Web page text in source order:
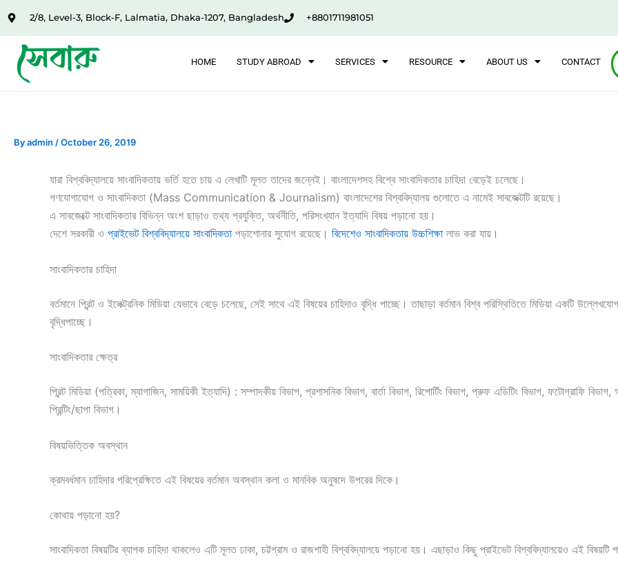
content
2/8, Level-3, Block-F, Lalmatia, Dhaka-1207, Bangladesh +8801711981051
HOME STUDY ABROAD SERVICES RESOURCE ABOUT US CONTACT
Byadmin /October 26, 2019
যারা বিশ্ববিদ্যালয়ে সাংবাদিকতায় ভর্তি হতে চায় এ লেখাটি মূলত তাদের জন্নেই। বাংলাদেশসহ বিশ্বে সাংবাদিকতার চাহিদা বেড়েই চলেছে।
গণযোগাযোগ ও সাংবাদিকতা (Mass Communication & Journalism) বাংলাদেশের বিশ্ববিদ্যালয় গুলোতে এ নামেই সাবজেক্টটি রয়েছে।
এ সাবজেক্টে সাংবাদিকতার বিভিন্ন অংশ ছাড়াও তথ্য প্রযুক্তি, অর্থনীতি, পরিসংখ্যান ইত্যাদি বিষয় পড়ানো হয়।
দেশে সরকারী ও প্রাইভেট বিশ্ববিদ্যালয়ে সাংবাদিকতা পড়াশোনার সুযোগ রয়েছে। বিদেশেও সাংবাদিকতায় উচ্চশিক্ষা লাভ করা যায়।
সাংবাদিকতার চাহিদা
বর্তমানে প্রিন্ট ও ইলেক্ট্রনিক মিডিয়া যেভাবে বেড়ে চলেছে, সেই সাথে এই বিষয়ের চাহিদাও বৃদ্ধি পাচ্ছে। তাছাড়া বর্তমান বিশ্ব পরিস্থিতিতে মিডিয়া একটি
বৃদ্ধিপাচ্ছে।
সাংবাদিকতার ক্ষেত্র
প্রিন্ট মিডিয়া (পত্রিকা, ম্যাগাজিন, সাময়িকী ইত্যাদি) : সম্পাদকীয় বিভাগ, প্রশাসনিক বিভাগ, বার্তা বিভাগ, রিপোর্টিং বিভাগ, প্রুফ এডিটিং বিভাগ, ফটোগ্রাফি বিভাগ,
প্রিন্টিং/ছাপা বিভাগ।
বিষয়ভিত্তিক অবস্থান
ক্রমবর্ধমান চাহিদার পরিপ্রেক্ষিতে এই বিষয়ের বর্তমান অবস্থান কলা ও মানবিক অনুষদে উপরের দিকে।
কোথায় পড়ানো হয়?
সাংবাদিকতা বিষয়টির ব্যাপক চাহিদা থাকলেও এটি মূলত ঢাকা, চট্টগ্রাম ও রাজশাহী বিশ্ববিদ্যালয়ে পড়ানো হয়। এছাড়াও কিছু প্রাইভেট বিশ্ববিদ্যালয়েও এই বিষয়টি